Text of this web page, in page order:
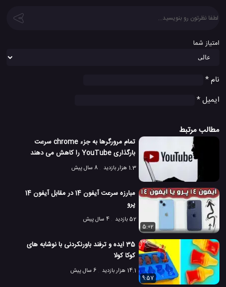
امتیاز شما
نام*
ایمیل*
مطالب مرتبط
تمام مرورگرها به جزء chrome سرعت
بارگذاری YouTube را کاهش می دهند
1.3 هزار بازدید 8 سال پیش
مبارزه سرعت آیفون 14 در مقابل آیفون 14
پرو
52 بازدید
4 سال پیش
5:02
35 ایده و ترفند باورنکردنی با نوشابه های
کوکا کولا
14.1 هزار بازدید
6 سال پیش
9:57